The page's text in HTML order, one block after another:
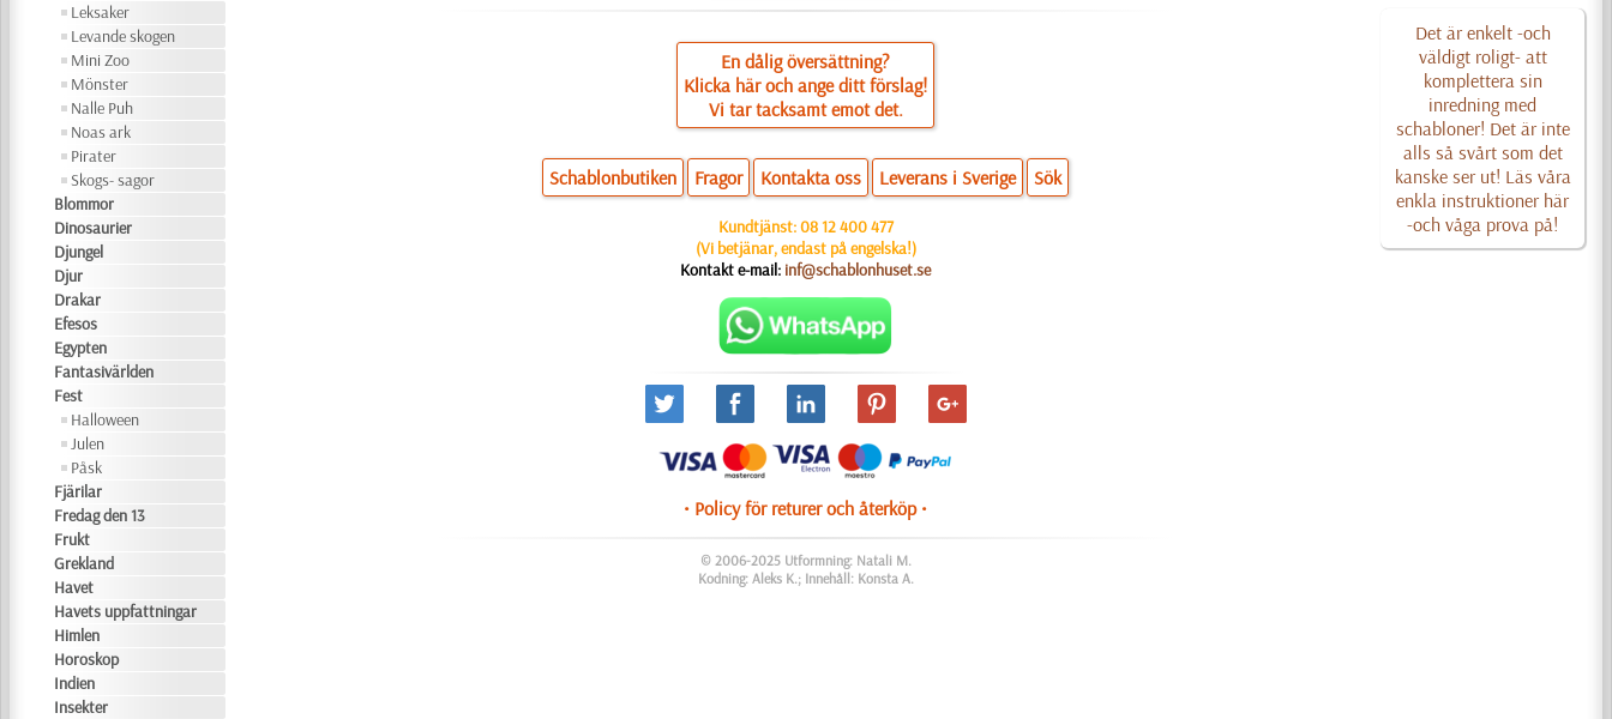
Leksaker
Levande skogen
Mini Zoo
Mönster
Nalle Puh
Noas ark
Pirater
Skogs- sagor
Blommor
Dinosaurier
Djungel
Djur
Drakar
Efesos
Egypten
Fantasivärlden
Fest
Halloween
Julen
Påsk
Fjärilar
Fredag den 13
Frukt
Grekland
Havet
Havets uppfattningar
Himlen
Horoskop
Indien
Insekter
Det är enkelt -och
väldigt roligt- att
komplettera sin
inredning med
schabloner! Det är inte
alls så svårt som det
kanske ser ut! Läs våra
enkla instruktioner här
-och våga prova på!
En dålig översättning?
Klicka här och ange ditt förslag!
Vi tar tacksamt emot det.
Schablonbutiken Fragor Kontakta oss Leverans i Sverige Sök
Kundtjänst:08 12 400 477
(Vi betjänar, endast på engelska!)
Kontakt e-mail: inf@schablonhuset.se
• Policy för returer och återköp •
© 2006-2025 Utformning: Natali M.
Kodning: Aleks K.; Innehåll: Konsta A.